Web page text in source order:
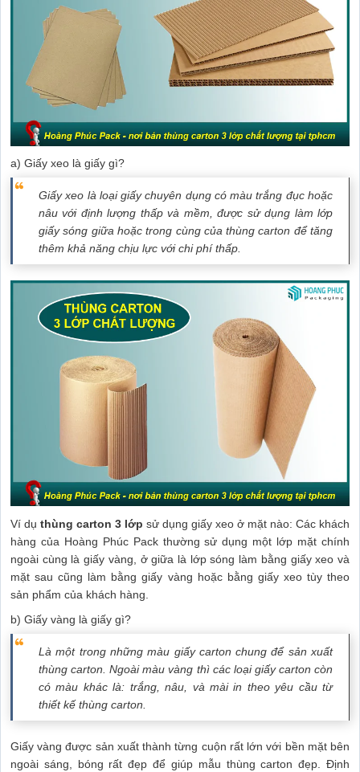
a) Giấy xeo là giấy gì?
Giấy xeo là loại giấy chuyên dụng có màu trắng đục hoặc
nâu với định lượng thấp và mềm, được sử dụng làm lớp
giấy sóng giữa hoặc trong cùng của thùng carton để tăng
thêm khả năng chịu lực với chi phí thấp.
Ví dụ thùng carton 3 lớp sử dụng giấy xeo ở mặt nào: Các khách
hàng của Hoàng Phúc Pack thường sử dụng một lớp mặt chính
ngoài cùng là giấy vàng, ở giữa là lớp sóng làm bằng giấy xeo và
mặt sau cũng làm bằng giấy vàng hoặc bằng giấy xeo tùy theo
sản phẩm của khách hàng.
b) Giấy vàng là giấy gì?
Là một trong những màu giấy carton chung để sản xuất
thùng carton. Ngoài màu vàng thì các loại giấy carton còn
có màu khác là: trắng, nâu, và mài in theo yêu cầu từ
thiết kế thùng carton.
Giấy vàng được sản xuất thành từng cuộn rất lớn với bền mặt bên
ngoài sáng, bóng rất đẹp để giúp mẫu thùng carton đẹp. Định